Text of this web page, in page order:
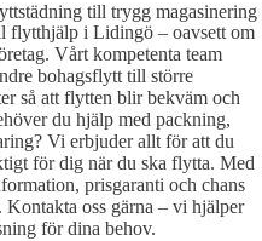
till trygg magasinering
flytthjälp i Lidingö – oavsett om
Vårt kompetenta team
bohagsflytt till större
så att flytten blir bekväm och
du hjälp med packning,
Vi erbjuder allt för att du
för dig när du ska flytta. Med
prisgaranti och chans
oss gärna – vi hjälper
för dina behov.